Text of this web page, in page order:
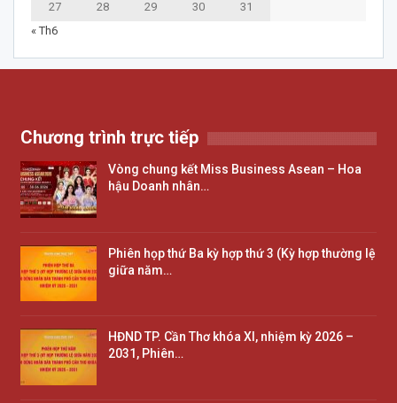
27 28 29 30
31
« Th6
Chương trình trực tiếp
Vòng chung kết Miss Business Asean – Hoa
hậu Doanh nhân…
Phiên họp thứ Ba kỳ hợp thứ 3 (Kỳ hợp thường lệ
giữa năm…
HĐND TP. Cần Thơ khóa XI, nhiệm kỳ 2026 –
2031, Phiên…